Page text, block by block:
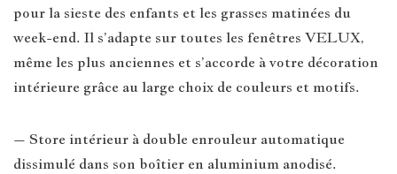
pour la sieste des enfants et les grasses matinées du
week-end. Il s’adapte sur toutes les fenêtres VELUX,
même les plus anciennes et s’accorde à votre décoration
intérieure grâce au large choix de couleurs et motifs.
– Store intérieur à double enrouleur automatique
dissimulé dans son boîtier en aluminium anodisé.